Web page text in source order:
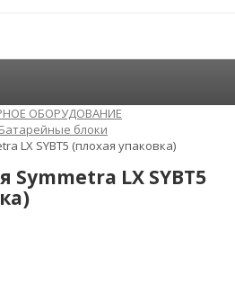
ОБОРУДОВАНИЕ
Батарейные блоки
LX SYBT5 (плохая упаковка)
Symmetra LX SYBT5